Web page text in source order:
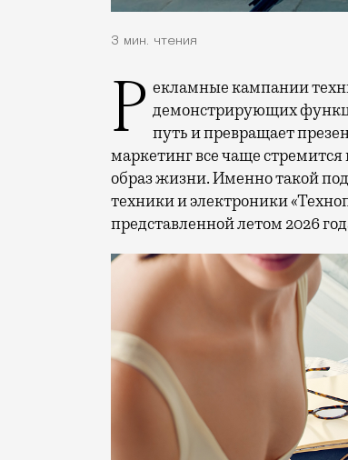
3 мин. чтения
Рекламные кампании техники редко выходят за рамки привычных съемок, демонстрирующих
путь и превращает
маркетинг все чаще стремится
образ жизни. Именно такой
техники и электроники
представленной летом 2026